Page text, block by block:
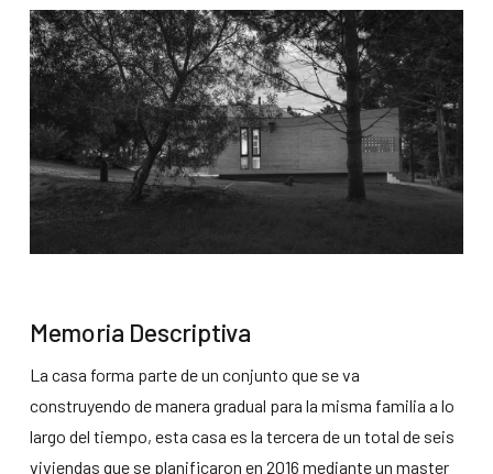
Memoria Descriptiva
La casa forma parte de un conjunto que se va
construyendo de manera gradual para la misma familia a lo
largo del tiempo, esta casa es la tercera de un total de seis
viviendas que se planificaron en 2016 mediante un master